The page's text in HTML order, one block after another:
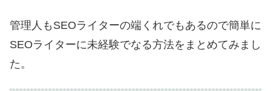
管理人もSEOライターの端くれでもあるので簡単に
SEOライターに未経験でなる方法をまとめてみまし
た。